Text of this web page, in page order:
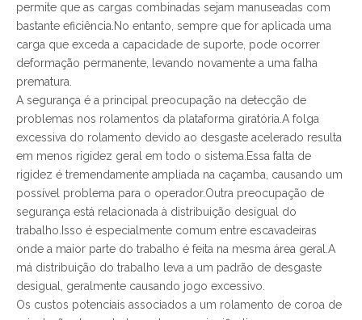
permite que as cargas combinadas sejam manuseadas com
bastante eficiência.No entanto, sempre que for aplicada uma
carga que exceda a capacidade de suporte, pode ocorrer
deformação permanente, levando novamente a uma falha
prematura.
A segurança é a principal preocupação na detecção de
problemas nos rolamentos da plataforma giratória.A folga
excessiva do rolamento devido ao desgaste acelerado resulta
em menos rigidez geral em todo o sistema.Essa falta de
rigidez é tremendamente ampliada na caçamba, causando um
possível problema para o operador.Outra preocupação de
segurança está relacionada à distribuição desigual do
trabalho.Isso é especialmente comum entre escavadeiras
onde a maior parte do trabalho é feita na mesma área geral.A
má distribuição do trabalho leva a um padrão de desgaste
desigual, geralmente causando jogo excessivo.
Os custos potenciais associados a um rolamento de coroa de